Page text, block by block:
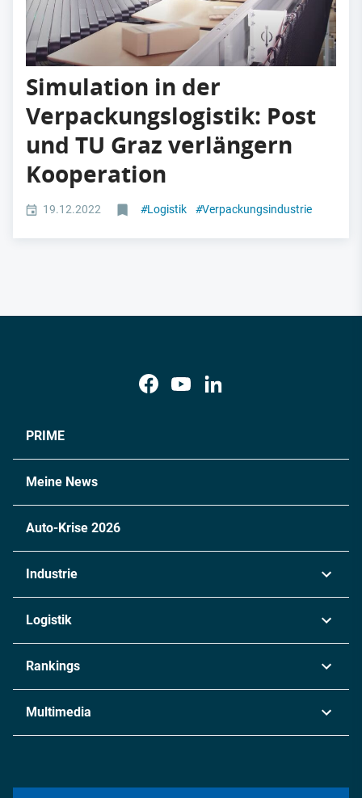
Simulation in der
Verpackungslogistik: Post
und TU Graz verlängern
Kooperation
19.12.2022 #Logistik #Verpackungsindustrie
PRIME
Meine News
Auto-Krise 2026
Industrie
Chemie
Metall
Energie
Logistik
Rankings
Multimedia